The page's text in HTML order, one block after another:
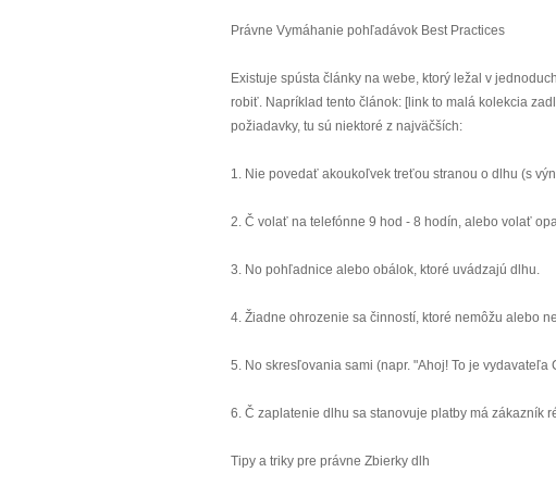
Právne Vymáhanie pohľadávok Best Practices
Existuje spústa články na webe, ktorý ležal v
robiť. Napríklad tento článok: [link to malá kolekcia
požiadavky, tu sú niektoré z najväčších:
1. Nie povedať akoukoľvek treťou stranou o dlhu (s
2. Č volať na telefónne 9 hod - 8 hodín, alebo volať
3. No pohľadnice alebo obálok, ktoré uvádzajú dlhu.
4. Žiadne ohrozenie sa činností, ktoré nemôžu alebo
5. No skresľovania sami (napr. "Ahoj! To je
6. Č zaplatenie dlhu sa stanovuje platby má zákazník
Tipy a triky pre právne Zbierky dlh